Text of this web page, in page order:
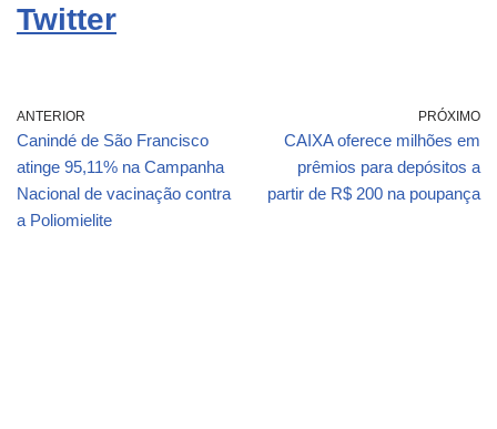
Twitter
ANTERIOR
Canindé de São Francisco
atinge 95,11% na Campanha
Nacional de vacinação contra
a Poliomielite
PRÓXIMO
CAIXA oferece milhões em
prêmios para depósitos a
partir de R$ 200 na poupança